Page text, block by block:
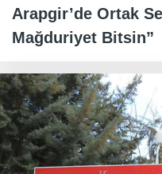
Arapgir’de Ortak
Mağduriyet Bitsin”